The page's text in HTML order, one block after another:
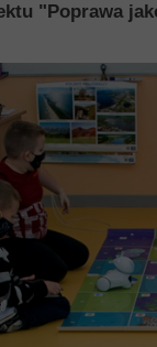
"Poprawa